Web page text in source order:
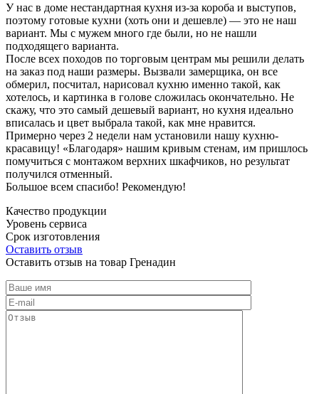
У нас в доме нестандартная кухня из-за короба и выступов,
поэтому готовые кухни (хоть они и дешевле) — это не наш
вариант. Мы с мужем много где были, но не нашли
подходящего варианта.
После всех походов по торговым центрам мы решили делать
на заказ под наши размеры. Вызвали замерщика, он все
обмерил, посчитал, нарисовал кухню именно такой, как
хотелось, и картинка в голове сложилась окончательно. Не
скажу, что это самый дешевый вариант, но кухня идеально
вписалась и цвет выбрала такой, как мне нравится.
Примерно через 2 недели нам установили нашу кухню-
красавицу! «Благодаря» нашим кривым стенам, им пришлось
помучиться с монтажом верхних шкафчиков, но результат
получился отменный.
Большое всем спасибо! Рекомендую!
Качество продукции
Уровень сервиса
Срок изготовления
Оставить отзыв
Оставить отзыв на товар Гренадин